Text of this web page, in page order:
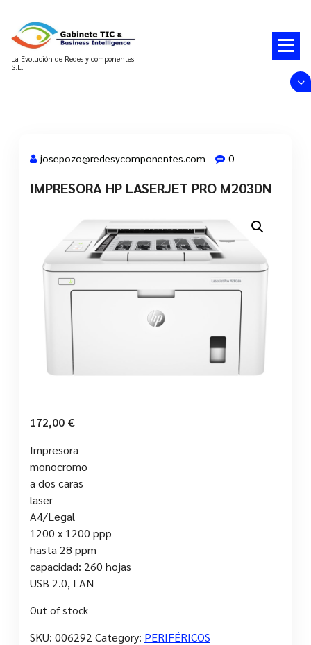
contenido
La Evolución de Redes y componentes,
S.L.
28 Mar, 2022
josepozo@redesycomponentes.com 0
IMPRESORA HP LASERJET PRO M203DN
172,00 €
Impresora
monocromo
a dos caras
laser
A4/Legal
1200 x 1200 ppp
hasta 28 ppm
capacidad: 260 hojas
USB 2.0, LAN
Out of stock
SKU: 006292 Category: PERIFÉRICOS